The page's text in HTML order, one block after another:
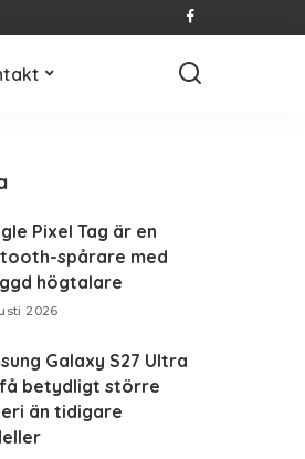
Pixel Tag är en
spårare med
högtalare
2026
Galaxy S27 Ultra
betydligt större
än tidigare